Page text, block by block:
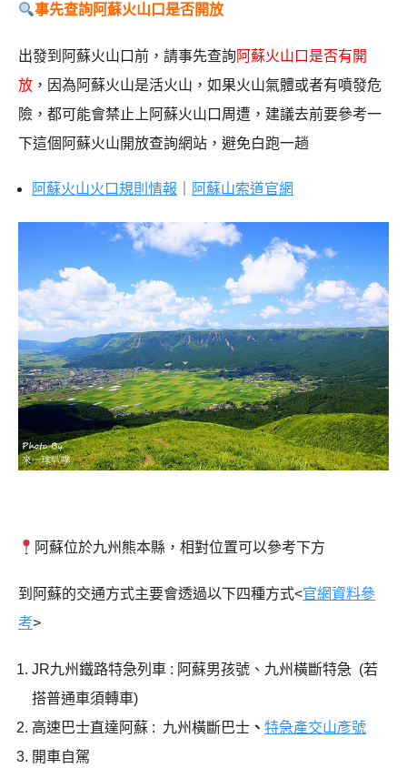
事先查詢阿蘇火山口是否開放
出發到阿蘇火山口前，請事先查詢 阿蘇火山口是否有開
放 ，因為阿蘇火山是活火山，如果火山氣體或者有噴發危
險，都可能會禁止上阿蘇火山口周遭，建議去前要參考一
下這個阿蘇火山開放查詢網站，避免白跑一趟
阿蘇火山火口規則情報 阿蘇山索道官網
阿蘇位於九州熊本縣，相對位置可以參考下方
到阿蘇的交通方式主要會透過以下四種方式<官網資料參
考>
JR九州鐵路特急列車 : 阿蘇男孩號、九州橫斷特急 (若
搭普通車須轉車)
高速巴士直達阿蘇 : 九州橫斷巴士 、 特急產交山彥號
開車自駕